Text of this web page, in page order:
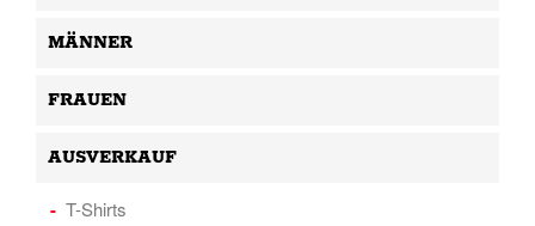
MÄNNER
FRAUEN
AUSVERKAUF
T-Shirts